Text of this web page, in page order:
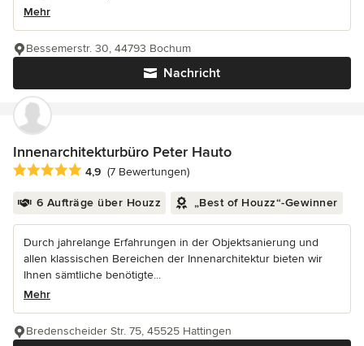
Mehr
Nachricht
Bessemerstr. 30, 44793 Bochum
Innenarchitekturbüro Peter Hauto
Durchschnittliche Bewertung: 4.9 von 5 Sternen
4,9 (7 Bewertungen)
6 Aufträge über Houzz „Best of Houzz“-Gewinner
Durch jahrelange Erfahrungen in der Objektsanierung und
allen klassischen Bereichen der Innenarchitektur bieten wir
Ihnen sämtliche benötigte...
Mehr
Bredenscheider Str. 75, 45525 Hattingen